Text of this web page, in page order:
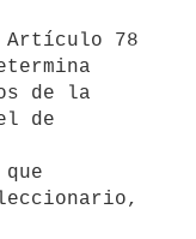
78
de la
de